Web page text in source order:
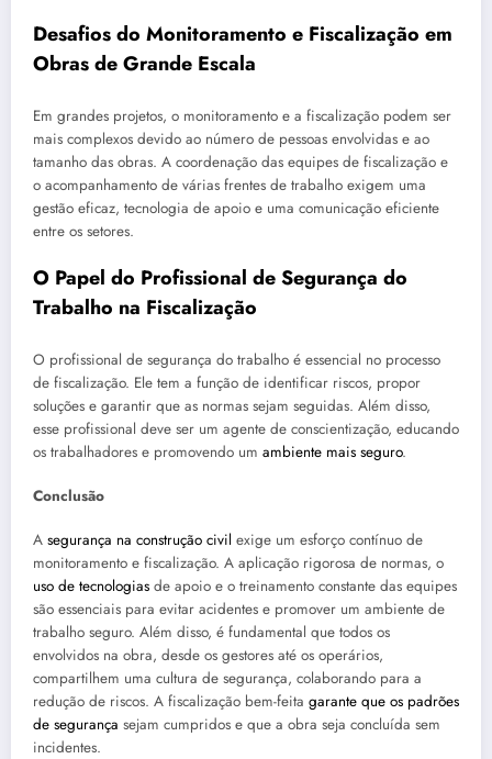
Desafios do Monitoramento e Fiscalização em
Obras de Grande Escala
Em grandes projetos, o monitoramento e a fiscalização podem ser
mais complexos devido ao número de pessoas envolvidas e ao
tamanho das obras. A coordenação das equipes de fiscalização e
o acompanhamento de várias frentes de trabalho exigem uma
gestão eficaz, tecnologia de apoio e uma comunicação eficiente
entre os setores.
O Papel do Profissional de Segurança do
Trabalho na Fiscalização
O profissional de segurança do trabalho é essencial no processo
de fiscalização. Ele tem a função de identificar riscos, propor
soluções e garantir que as normas sejam seguidas. Além disso,
esse profissional deve ser um agente de conscientização, educando
os trabalhadores e promovendo um ambiente mais seguro.
Conclusão
A segurança na construção civil exige um esforço contínuo de
monitoramento e fiscalização. A aplicação rigorosa de normas, o
uso de tecnologias de apoio e o treinamento constante das equipes
são essenciais para evitar acidentes e promover um ambiente de
trabalho seguro. Além disso, é fundamental que todos os
envolvidos na obra, desde os gestores até os operários,
compartilhem uma cultura de segurança, colaborando para a
redução de riscos. A fiscalização bem-feita garante que os padrões
de segurança sejam cumpridos e que a obra seja concluída sem
incidentes.